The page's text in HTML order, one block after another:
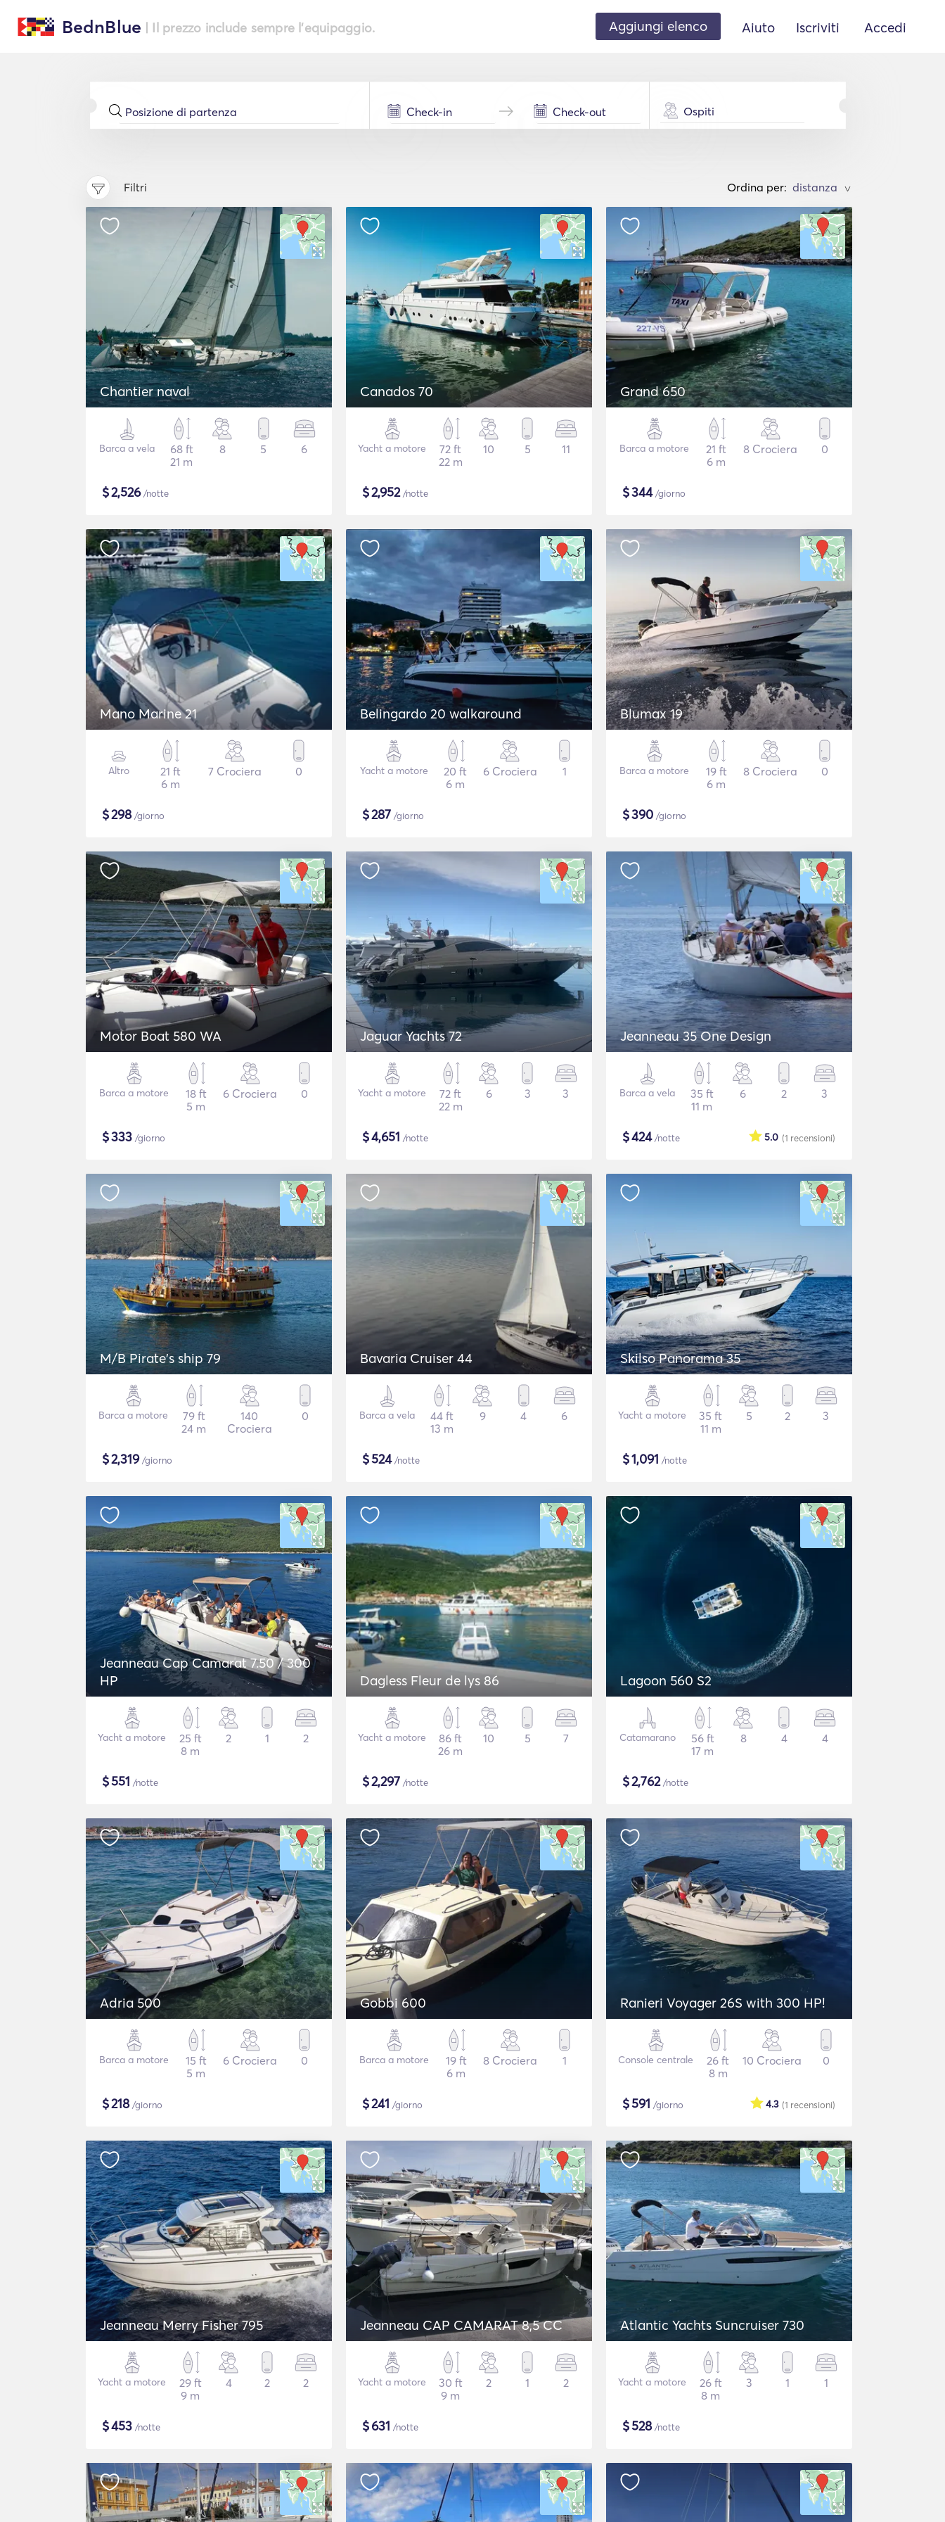
BednBlue | Il prezzo include sempre l'equipaggio. Aggiungi elenco Aiuto Iscriviti Accedi
Ospiti
Filtri Ordina per: >
Chantier naval
Barca a vela
68 ft
21 m
8 5 6
$2,526/notte
Canados 70
Yacht a motore
72 ft
22 m
10 5 11
$2,952/notte
Grand 650
Barca a motore
21 ft
6 m
8 Crociera 0
$344/giorno
Mano Marine 21
Altro
21 ft
6 m
7 Crociera 0
$298/giorno
Belingardo 20 walkaround
Yacht a motore
20 ft
6 m
6 Crociera 1
$287 /giorno
Blumax 19
Barca a motore
19 ft
6 m
8 Crociera 0
$390 /giorno
Motor Boat 580 WA
Barca a motore
18 ft
5 m
6 Crociera 0
$333 /giorno
Jaguar Yachts 72
Yacht a motore
72 ft
22 m
6 3 3
$4,651 /notte
Jeanneau 35 One Design
Barca a vela
35 ft
11 m
6 2 3
$424/notte (1 recensioni)
5.0
M/B Pirate's ship 79
Barca a motore
79 ft
24 m
140
Crociera
0
$2,319/giorno
Bavaria Cruiser 44
Barca a vela
44 ft
13 m
9 4 6
$524/notte
Skilso Panorama 35
Yacht a motore
35 ft
11 m
5 2 3
$1,091 /notte
Jeanneau Cap Camarat 7.50 / 300
HP
Yacht a motore
25 ft
8 m
2 1 2
$551 /notte
Dagless Fleur de lys 86
Yacht a motore
86 ft
26 m
10 5 7
$2,297 /notte
Lagoon 560 S2
Catamarano
56 ft
17 m
8 4 4
$2,762/notte
Adria 500
Barca a motore
15 ft
5 m
6 Crociera 0
$218/giorno
Gobbi 600
Barca a motore
19 ft
6 m
8 Crociera 1
$241 /giorno
Ranieri Voyager 26S with 300 HP!
Console centrale
26 ft
8 m
10 Crociera 0
$591 /giorno (1 recensioni)
4.3
Jeanneau Merry Fisher 795
Yacht a motore
29 ft
9 m
4 2 2
$453 /notte
Jeanneau CAP CAMARAT 8,5 CC
Yacht a motore
30 ft
9 m
2 1 2
$631 /notte
Atlantic Yachts Suncruiser 730
Yacht a motore
26 ft
8 m
3 1 1
$528/notte